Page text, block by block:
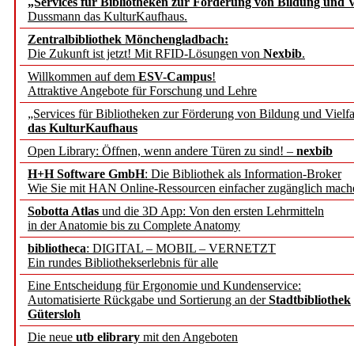
Dussmann das KulturKaufhaus.
Zentralbibliothek Mönchengladbach:
Die Zukunft ist jetzt! Mit RFID-Lösungen von Nexbib.
Willkommen auf dem ESV-Campus!
Attraktive Angebote für Forschung und Lehre
„Services für Bibliotheken zur Förderung von Bildung und
das KulturKaufhaus
Open Library: Öffnen, wenn andere Türen zu sind! – nexbib
H+H Software GmbH: Die Bibliothek als Information-Broker
Wie Sie mit HAN Online-Ressourcen einfacher zugänglich
Sobotta Atlas und die 3D App: Von den ersten Lehrmitteln
in der Anatomie bis zu Complete Anatomy
bibliotheca: DIGITAL – MOBIL – VERNETZT
Ein rundes Bibliothekserlebnis für alle
Eine Entscheidung für Ergonomie und Kundenservice:
Automatisierte Rückgabe und Sortierung an derStadtbibliothek
Gütersloh
Die neue utb elibrary mit den Angeboten
angepasst
konstruktiv!
Mohr Siebeck
und die Zeitschrift für
Francke Attempto
EBSCO Information
Recherchefunktionen in
Sorbisches Institut neu